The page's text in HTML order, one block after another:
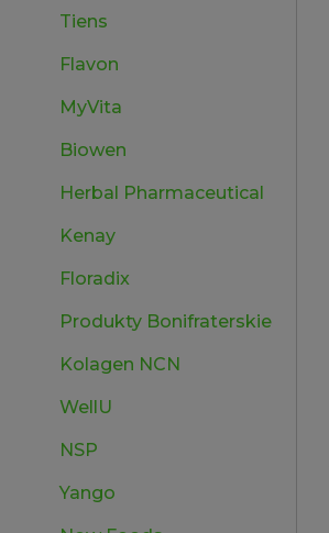
Tiens
Flavon
MyVita
Biowen
Herbal Pharmaceutical
Kenay
Floradix
Produkty Bonifraterskie
Kolagen NCN
WellU
NSP
Yango